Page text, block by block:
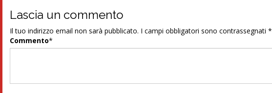
Lascia un commento
Il tuo indirizzo email non sarà pubblicato. I campi obbligatori sono contrassegnati*
Commento*